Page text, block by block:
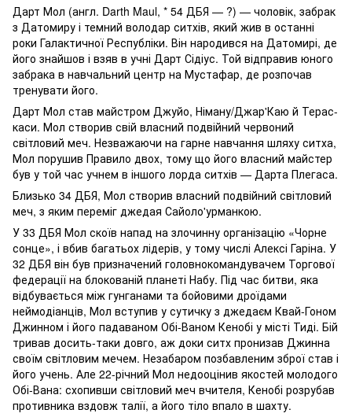
Дарт Мол (англ. Darth Maul, * 54 ДБЯ — ?) — чоловік, забрак
з Датомиру і темний володар ситхів, який жив в останні
роки Галактичної Республіки. Він народився на Датомирі, де
його знайшов і взяв в учні Дарт Сідіус. Той відправив юного
забрака в навчальний центр на Мустафар, де розпочав
тренувати його.
Дарт Мол став майстром Джуйо, Німану/Джар'Каю й Терас-
каси. Мол створив свій власний подвійний червоний
світловий меч. Незважаючи на гарне навчання шляху ситха,
Мол порушив Правило двох, тому що його власний майстер
був у той час учнем в іншого лорда ситхів — Дарта Плегаса.
Близько 34 ДБЯ, Мол створив власний подвійний світловий
меч, з яким переміг джедая Сайоло'урманкою.
У 33 ДБЯ Мол скоїв напад на злочинну організацію «Чорне
сонце», і вбив багатьох лідерів, у тому числі Алексі Гаріна. У
32 ДБЯ він був призначений головнокомандувачем Торгової
федерації на блокованій планеті Набу. Під час битви, яка
відбувається між гунганами та бойовими дроїдами
неймодіанців, Мол вступив у сутичку з джедаєм Квай-Гоном
Джинном і його падаваном Обі-Ваном Кенобі у місті Тиді. Бій
тривав досить-таки довго, аж доки ситх пронизав Джинна
своїм світловим мечем. Незабаром позбавленим зброї став і
його учень. Але 22-річний Мол недооцінив якостей молодого
Обі-Вана: схопивши світловий меч вчителя, Кенобі розрубав
противника вздовж талії, а його тіло впало в шахту.